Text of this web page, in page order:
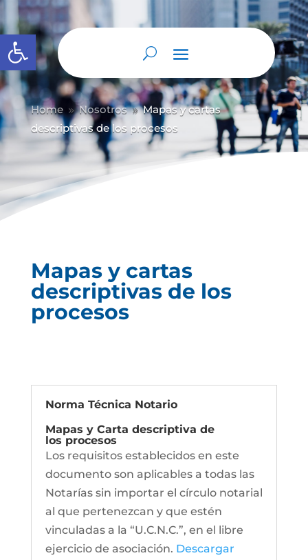
Abrir barra de herramientas
Home 9 Nosotros 9 Mapas y cartas
descriptivas de los procesos
Mapas y cartas
descriptivas de los
procesos
Norma Técnica Notario
Mapas y Carta descriptiva de
los procesos
Los requisitos establecidos en este
documento son aplicables a todas las
Notarías sin importar el círculo notarial
al que pertenezcan y que estén
vinculadas a la “U.C.N.C.”, en el libre
ejercicio de asociación. Descargar